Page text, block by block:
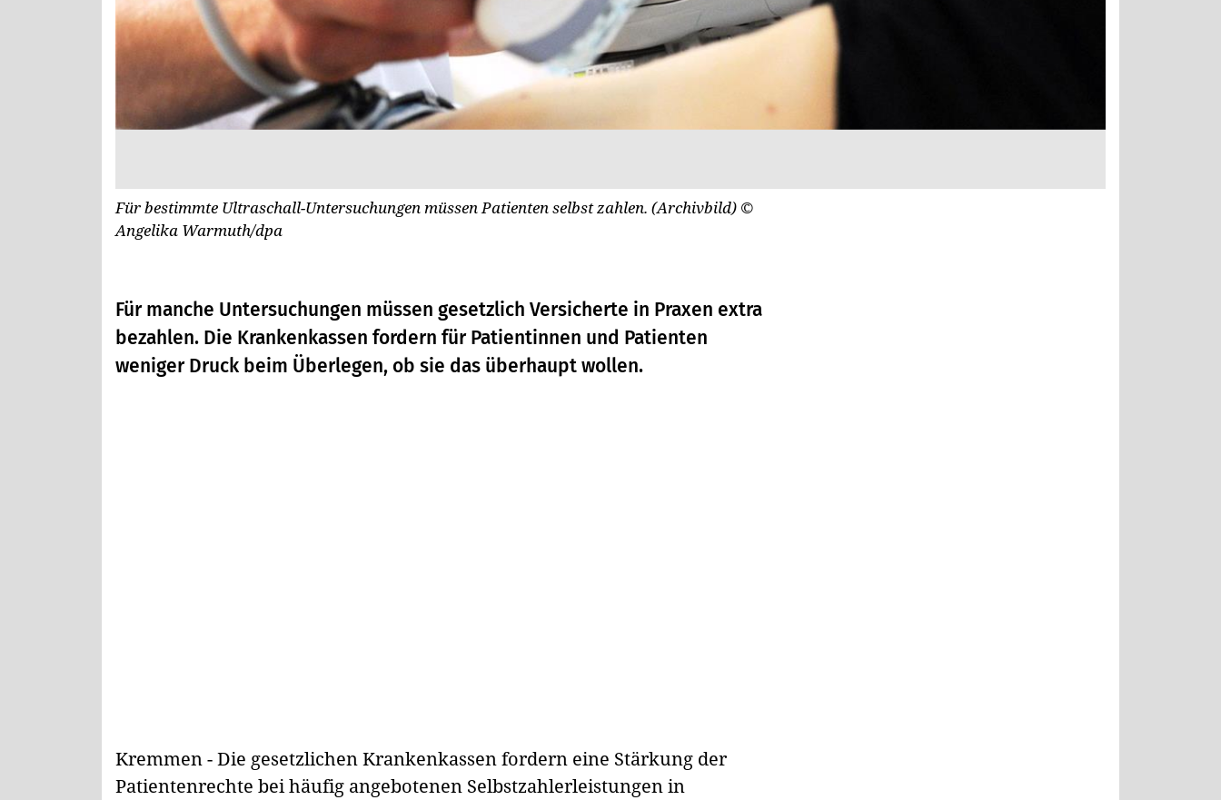
Für bestimmte Ultraschall-Untersuchungen müssen Patienten selbst zahlen. (Archivbild) ©
Angelika Warmuth/dpa
Für manche Untersuchungen müssen gesetzlich Versicherte in Praxen extra
bezahlen. Die Krankenkassen fordern für Patientinnen und Patienten
weniger Druck beim Überlegen, ob sie das überhaupt wollen.
Kremmen - Die gesetzlichen Krankenkassen fordern eine Stärkung der
Patientenrechte bei häufig angebotenen Selbstzahlerleistungen in